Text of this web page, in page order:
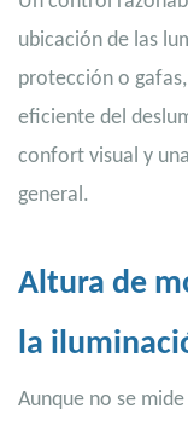
ubicación de las
protección o
eficiente del
confort visual y
general.
Altura de
la
Aunque no se